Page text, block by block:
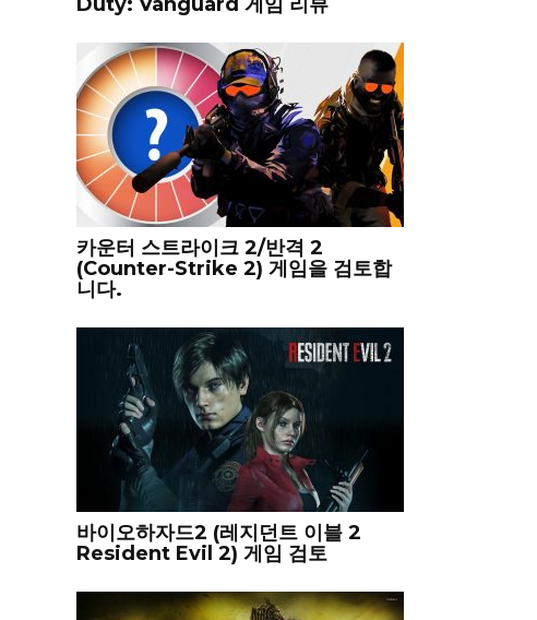
카운터 스트라이크 2/반격 2
(Counter-Strike 2) 게임을 검토합
니다.
바이오하자드2 (레지던트 이블 2
Resident Evil 2) 게임 검토